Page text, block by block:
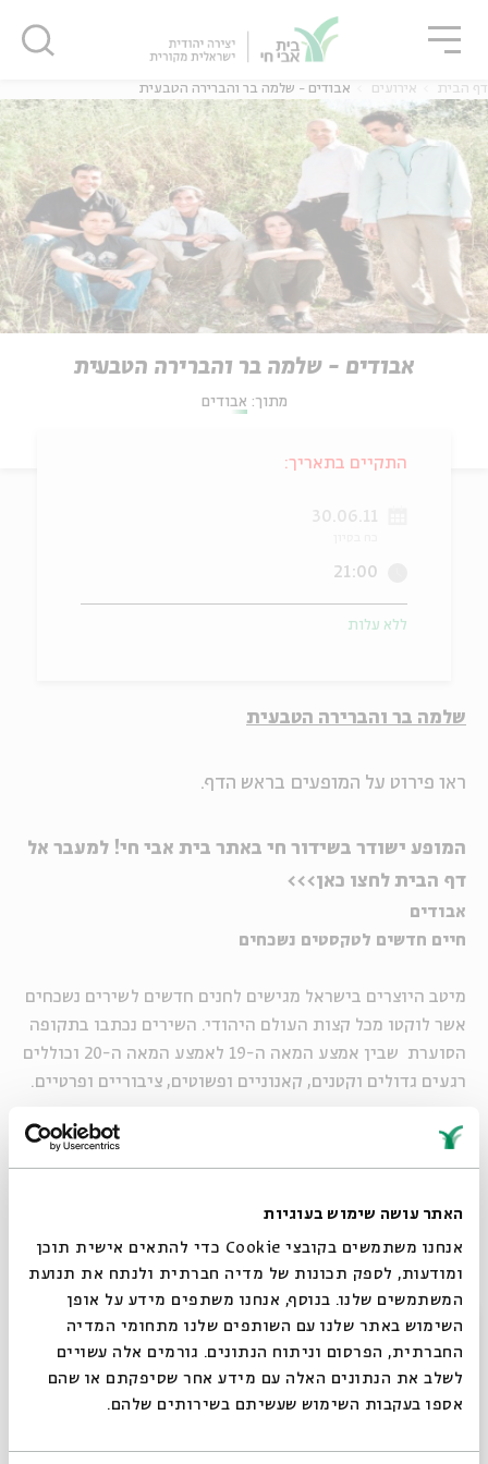
האתר עושה שימוש בעוגיות
אנחנו משתמשים בקובצי Cookie כדי להתאים אישית תוכן
ומודעות, לספק תכונות של מדיה חברתית ולנתח את תנועת
המשתמשים שלנו. בנוסף, אנחנו משתפים מידע על אופן
השימוש באתר שלנו עם השותפים שלנו מתחומי המדיה
החברתית, הפרסום וניתוח הנתונים. גורמים אלה עשויים
לשלב את הנתונים האלה עם מידע אחר שסיפקתם או שהם
אספו בעקבות השימוש שעשיתם בשירותים שלהם.
דף הבית אירועים אבודים - שלמה בר והברירה הטבעית
אבודים - שלמה בר והברירה הטבעית
מתוך: אבודים
שלמה בר והברירה הטבעית
ראו פירוט על המופעים בראש הדף.
המופע ישודר בשידור חי באתר בית אבי חי! למעבר אל
דף הבית לחצו כאן>>>
אבודים
חיים חדשים לטקסטים נשכחים
מיטב היוצרים בישראל מגישים לחנים חדשים לשירים נשכחים
אשר לוקטו מכל קצות העולם היהודי. השירים נכתבו בתקופה
הסוערת
שבין אמצע המאה ה-19 לאמצע המאה ה-20 וכוללים
רגעים גדולים וקטנים, קאנוניים ופשוטים, ציבוריים ופרטיים.
הלחנים נכתבו במיוחד לשירים שלוקטו עבור הפרויקט.
שיריו המוכרים של האמן.
ניהול אמנותי:שאנן סטריט
שיתוף הוספה ליומן הרשמה לאירועים דומים
התקיים בתאריך:
30.06.11
21:00
ללא עלות
אירועים נוספים בסדרה
סגור
סגור